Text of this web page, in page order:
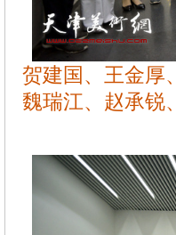
贺建国、王金厚
魏瑞江、赵承锐